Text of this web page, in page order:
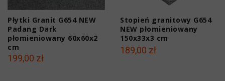
Płytki Granit G654 NEW
Padang Dark
płomieniowany 60x60x2
cm
199,00 zł
Stopień granitowy G654
NEW płomieniowany
150x33x3 cm
189,00 zł